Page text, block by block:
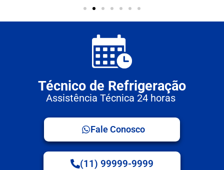
Técnico de Refrigeração
Assistência Técnica 24 horas
Fale Conosco
(11) 99999-9999